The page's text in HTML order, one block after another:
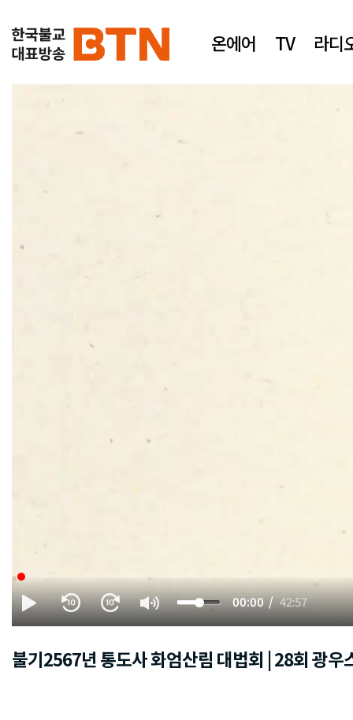
온에어 TV 라디
00:00 42:57
불기2567년 통도사 화엄산림 대법회 | 28회 광